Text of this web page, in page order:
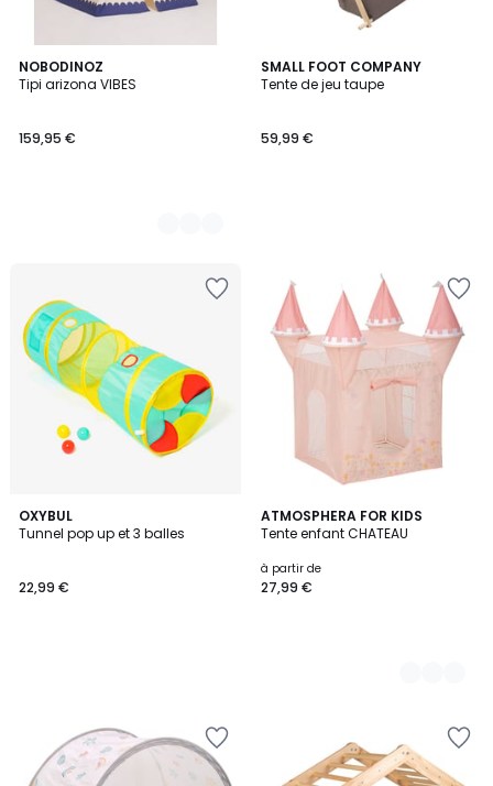
NOBODINOZ
Tipi arizona VIBES
159,95 €
3
Couleurs
SMALL FOOT COMPANY
Tente de jeu taupe
59,99 €
OXYBUL
Tunnel pop up et 3 balles
22,99 €
ATMOSPHERA FOR KIDS
Tente enfant CHATEAU
à partir de
27,99 €
2
Couleurs